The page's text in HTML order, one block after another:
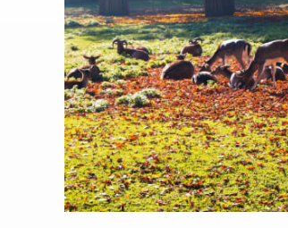
Un’occasione per svagarsi in
Tags: Guida Monaco